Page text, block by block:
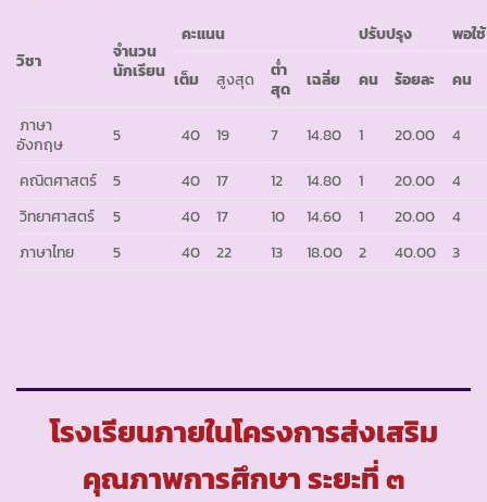
วิชา
จำนวน
นักเรียน
คะแนน ปรับปรุง
พอใช้
เต็ม
สูงสุด
ต่ำ
สุด
เฉลี่ย คน ร้อยละ
คน
ภาษา
อังกฤษ
5 40 19 7 14.80 1 20.00
4
คณิตศาสตร์
5 40 17 12 14.80 1 20.00
4
วิทยาศาสตร์
5 40 17 10 14.60 1 20.00
4
ภาษาไทย
5 40 22 13 18.00 2 40.00 3
โรงเรียนภายในโครงการส่งเสริม
คุณภาพการศึกษา ระยะที่ ๓